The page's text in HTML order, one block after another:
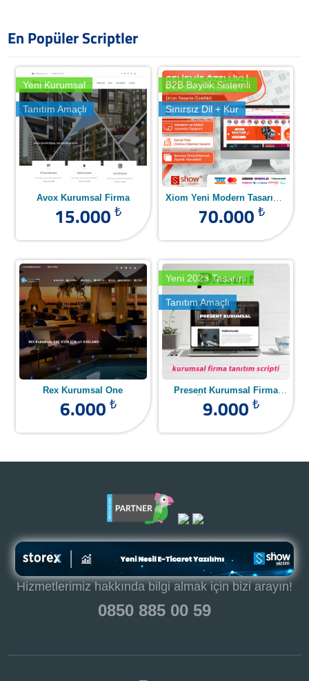
En Popüler Scriptler
Yeni Kurumsal
Tanıtım Amaçlı
Avox Kurumsal Firma
₺
15.000
B2B Bayilik Sistemli
Sınırsız Dil + Kur
Xiom Yeni Modern Tasarımlı
B2B E-Ticaret Yazılımı
₺
70.000
Rex Kurumsal One
₺
6.000
Yeni 2023 Tasarım
Tanıtım Amaçlı
Present Kurumsal Firma
Hizmet Ürün Tanıtım Yazılımı
₺
9.000
Hizmetlerimiz hakkında bilgi almak için bizi arayın!
0850 885 00 59